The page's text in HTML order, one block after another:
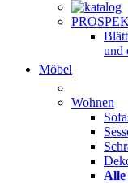
und
Möbel
Wohnen
Alle